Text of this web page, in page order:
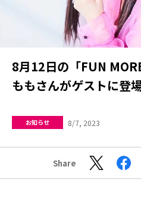
8月12日の「FUN
ももさんがゲストに登
お知らせ 8/7, 2023
Share